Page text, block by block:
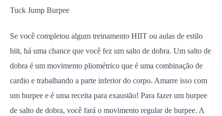
Tuck Jump Burpee
Se você completou algum treinamento HIIT ou aulas de estilo
hiit, há uma chance que você fez um salto de dobra. Um salto de
dobra é um movimento pliométrico que é uma combinação de
cardio e trabalhando a parte inferior do corpo. Amarre isso com
um burpee e é uma receita para exaustão! Para fazer um burpee
de salto de dobra, você fará o movimento regular de burpee. A